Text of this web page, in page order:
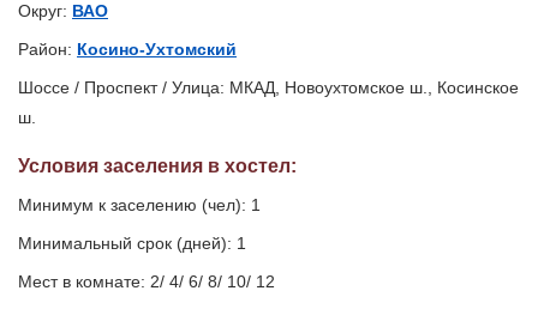
Округ: ВАО
Район: Косино-Ухтомский
Шоссе / Проспект / Улица: МКАД, Новоухтомское ш., Косинское
ш.
Условия заселения в хостел:
Минимум к заселению (чел): 1
Минимальный срок (дней): 1
Мест в комнате: 2/ 4/ 6/ 8/ 10/ 12